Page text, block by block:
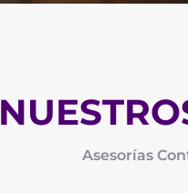
Asesorías